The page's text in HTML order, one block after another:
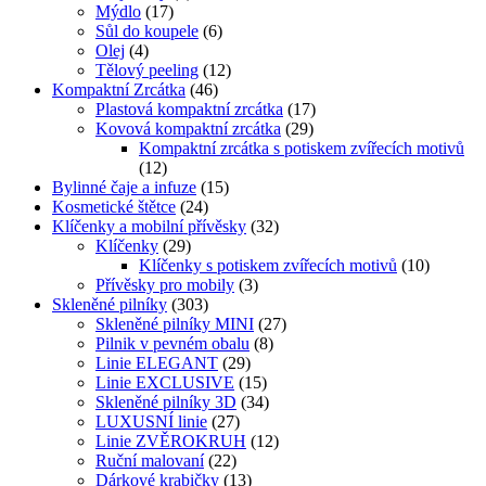
Mýdlo (17)
Sůl do koupele (6)
Olej (4)
Tělový peeling (12)
Kompaktní Zrcátka (46)
Plastová kompaktní zrcátka (17)
Kovová kompaktní zrcátka (29)
Kompaktní zrcátka s potiskem zvířecích motivů
(12)
Bylinné čaje a infuze (15)
Kosmetické štětce (24)
Klíčenky a mobilní přívěsky (32)
Klíčenky (29)
Klíčenky s potiskem zvířecích motivů (10)
Přívěsky pro mobily (3)
Skleněné pilníky (303)
Skleněné pilníky MINI (27)
Pilnik v pevném obalu (8)
Linie ELEGANT (29)
Linie EXCLUSIVE (15)
Skleněné pilníky 3D (34)
LUXUSNÍ linie (27)
Linie ZVĚROKRUH (12)
Ruční malovaní (22)
Dárkové krabičky (13)